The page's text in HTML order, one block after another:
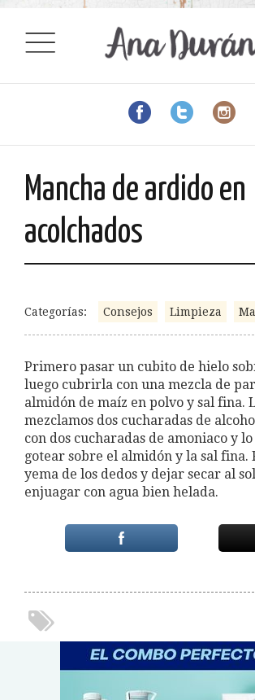
Mancha de ardido en
acolchados
Categorías: Consejos Limpieza
Primero pasar un cubito de hielo
luego cubrirla con una mezcla de
almidón de maíz en polvo y sal fina.
mezclamos dos cucharadas de
con dos cucharadas de amoniaco y
gotear sobre el almidón y la sal fina.
yema de los dedos y dejar secar al
enjuagar con agua bien helada.